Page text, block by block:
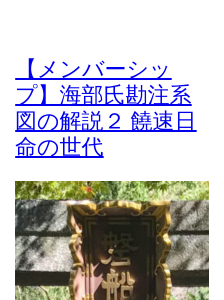
【メンバーシッ
プ】海部氏勘注系
図の解説２ 饒速日
命の世代